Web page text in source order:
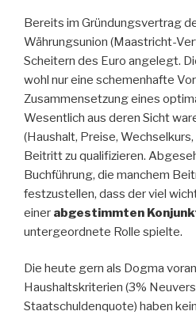
Bereits im Gründungsvertrag
Währungsunion (Maastricht-
Scheitern des Euro angelegt.
wohl nur eine schemenhafte
Zusammensetzung eines
Wesentlich aus deren Sicht
(Haushalt, Preise, Wechselkurs,
Beitritt zu qualifizieren.
Buchführung, die manchem
festzustellen, dass der viel
einer abgestimmten
untergeordnete Rolle spielte.
Die heute gern als Dogma
Haushaltskriterien (3%
Staatschuldenquote) haben